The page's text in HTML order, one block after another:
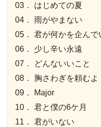
03． はじめての夏
04． 雨がやまない
05． 君が何かを企んで
06． 少し辛い永遠
07． どんないいこと
08． 胸さわぎを頼むよ
09． Major
10． 君と僕の6ケ月
11． 君がいない